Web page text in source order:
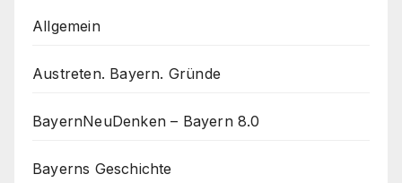
Allgemein
Austreten. Bayern. Gründe
BayernNeuDenken – Bayern 8.0
Bayerns Geschichte